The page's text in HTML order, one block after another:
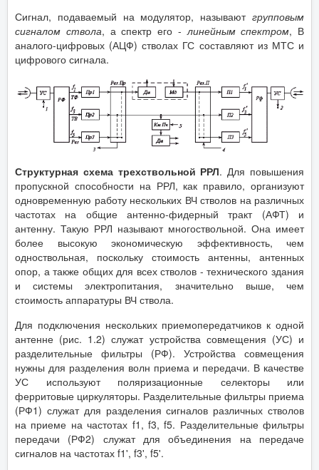
Сигнал, подаваемый на модулятор, называют групповым
сигналом ствола, а спектр его -линейным спектром, В
аналого-цифровых (АЦФ) стволах ГС составляют из МТС и
цифрового сигнала.
Структурная схема трехствольной РРЛ. Для повышения
пропускной способности на РРЛ, как правило, организуют
одновременную работу нескольких ВЧ стволов на различных
частотах на общие антенно-фидерный тракт (АФТ) и
антенну. Такую РРЛ называют многоствольной. Она имеет
более высокую экономическую эффективность, чем
одноствольная, поскольку стоимость антенны, антенных
опор, а также общих для всех стволов - технического здания
и системы электропитания, значительно выше, чем
стоимость аппаратуры ВЧ ствола.
Для подключения нескольких приемопередатчиков к одной
антенне (рис. 1.2) служат устройства совмещения (УС) и
разделительные фильтры (РФ). Устройства совмещения
нужны для разделения волн приема и передачи. В качестве
УС используют поляризационные селекторы или
ферритовые циркуляторы. Разделительные фильтры приема
(РФ1) служат для разделения сигналов различных стволов
на приеме на частотах f1, f3, f5. Разделительные фильтры
передачи (РФ2) служат для объединения на передаче
сигналов на частотах f1', f3', f5'.